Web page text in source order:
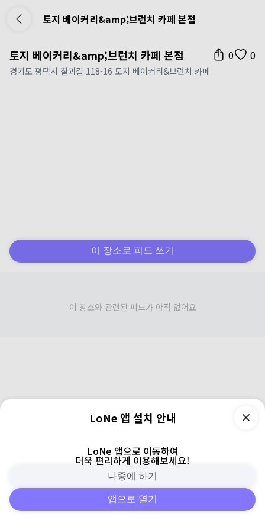
토지 베이커리&amp;브런치 카페 본점
토지 베이커리&amp;브런치 카페 본점 0 0
경기도 평택시 칠괴길 118-16 토지 베이커리&브런치 카페
이 장소로 피드 쓰기
이 장소와 관련된 피드가 아직 없어요
피드 주변 검색 로그인
LoNe 앱 설치 안내
LoNe 앱으로 이동하여
더욱 편리하게 이용해보세요!
나중에 하기
앱으로 열기